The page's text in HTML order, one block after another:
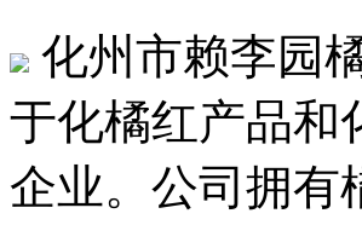
化州市赖李园
于化橘红产品和
企业。公司拥有